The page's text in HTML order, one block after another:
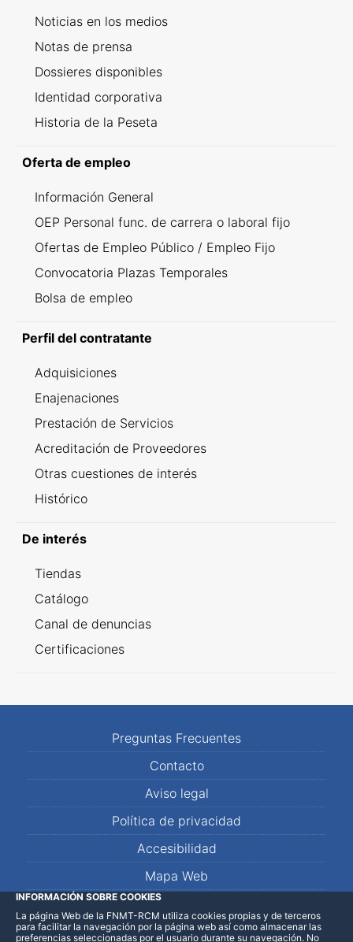
Noticias en los medios
Notas de prensa
Dossieres disponibles
Identidad corporativa
Historia de la Peseta
Oferta de empleo
Información General
OEP Personal func. de carrera o laboral fijo
Ofertas de Empleo Público / Empleo Fijo
Convocatoria Plazas Temporales
Bolsa de empleo
Perfil del contratante
Adquisiciones
Enajenaciones
Prestación de Servicios
Acreditación de Proveedores
Otras cuestiones de interés
Histórico
De interés
Tiendas
Catálogo
Canal de denuncias
Certificaciones
Preguntas Frecuentes
Contacto
Aviso legal
Política de privacidad
Accesibilidad
Mapa Web
LinkedInFacebookWhatsApp
INFORMACIÓN SOBRE COOKIES
La página Web de la FNMT-RCM utiliza cookies propias y de terceros
para facilitar la navegación por la página web así como almacenar las
preferencias seleccionadas por el usuario durante su navegación. No